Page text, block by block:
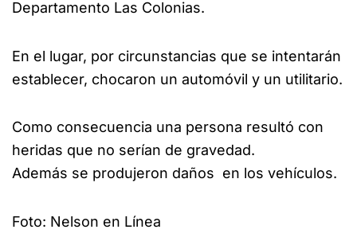
Departamento Las Colonias.
En el lugar, por circunstancias que se intentarán
establecer, chocaron un automóvil y un utilitario.
Como consecuencia una persona resultó con
heridas que no serían de gravedad.
Además se produjeron daños en los vehículos.
Foto: Nelson en Línea